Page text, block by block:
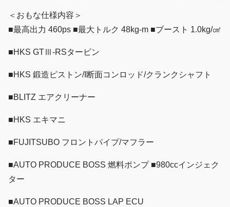
＜おもな仕様内容＞
■最高出力 460ps ■最大トルク 48kg-m ■ブースト 1.0kg/㎠
■HKS GTⅢ-RSタービン
■HKS 鍛造ピストン/I断面コンロッド/クランクシャフト
■BLITZ エアクリーナー
■HKS エキマニ
■FUJITSUBO フロントパイプ/マフラー
■AUTO PRODUCE BOSS 燃料ポンプ ■980ccインジェク
ター
■AUTO PRODUCE BOSS LAP ECU